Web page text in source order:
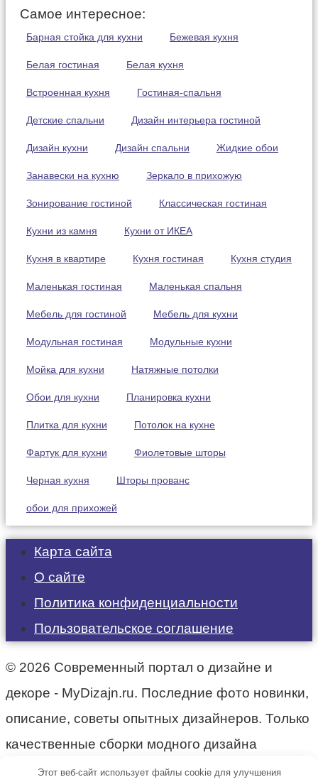
Самое интересное:
Барная стойка для кухни Бежевая кухня
Белая гостиная Белая кухня
Встроенная кухня Гостиная-спальня
Детские спальни Дизайн интерьера гостиной
Дизайн кухни Дизайн спальни Жидкие обои
Занавески на кухню Зеркало в прихожую
Зонирование гостиной Классическая гостиная
Кухни из камня Кухни от ИКЕА
Кухня в квартире Кухня гостиная Кухня студия
Маленькая гостиная Маленькая спальня
Мебель для гостиной Мебель для кухни
Модульная гостиная Модульные кухни
Мойка для кухни Натяжные потолки
Обои для кухни Планировка кухни
Плитка для кухни Потолок на кухне
Фартук для кухни Фиолетовые шторы
Черная кухня Шторы прованс
обои для прихожей
Карта сайта
О сайте
Политика конфиденциальности
Пользовательское соглашение
© 2026 Современный портал о дизайне и
декоре - MyDizajn.ru. Последние фото новинки,
описание, советы опытных дизайнеров. Только
качественные сборки модного дизайна
интерьера.
Этот веб-сайт использует файлы cookie для улучшения